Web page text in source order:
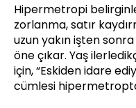
Hipermetropi
zorlanma, satır
uzun yakın işten
öne çıkar. Yaş
için, “Eskiden idare
cümlesi